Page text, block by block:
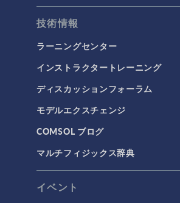
技術情報
ラーニングセンター
インストラクタートレーニング
ディスカッションフォーラム
モデルエクスチェンジ
COMSOL ブログ
マルチフィジックス辞典
イベント